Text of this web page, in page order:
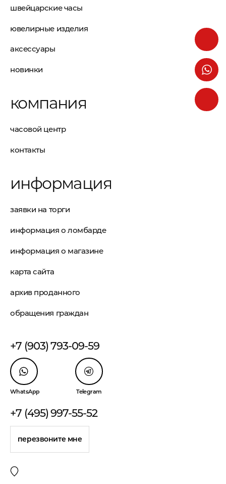
швейцарские часы
ювелирные изделия
аксессуары
новинки
компания
часовой центр
контакты
информация
заявки на торги
информация о ломбарде
информация о магазине
карта сайта
архив проданного
обращения граждан
+7 (903) 793-09-59
WhatsApp Telegram
+7 (495) 997-55-52
перезвоните мне